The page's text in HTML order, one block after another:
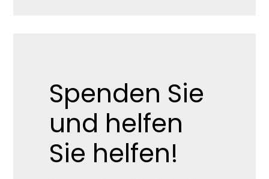
Spenden Sie
und helfen
Sie helfen!